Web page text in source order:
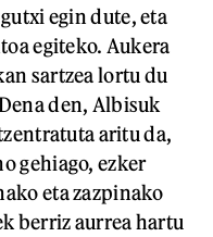
egin dute, eta
egiteko. Aukera
sartzea lortu du
den, Albisuk
aritu da,
gehiago, ezker
eta zazpinako
berriz aurrea hartu